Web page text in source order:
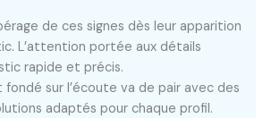
de ces signes dès leur apparition
L’attention portée aux détails
rapide et précis.
fondé sur l’écoute va de pair avec des
adaptés pour chaque profil.